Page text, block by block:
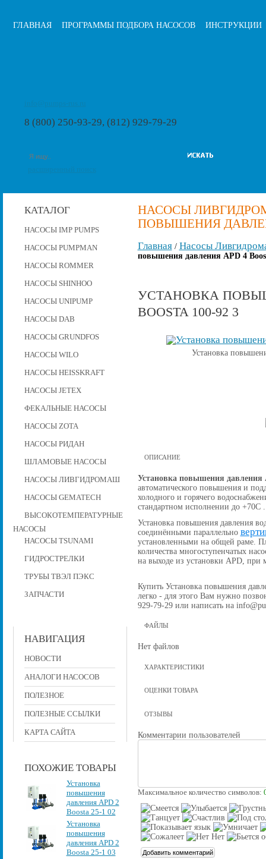
ГЛАВНАЯ ПРОГРАММЫ ПОДБОРА НАСОСОВ ИНСТРУКЦИИ
8 (800) 250-93-29, (812) 929-79-29
КАТАЛОГ
НАСОСЫ IMP PUMPS
НАСОСЫ PUMPMAN
НАСОСЫ ROMMER
НАСОСЫ SHINHOO
НАСОСЫ UNIPUMP
НАСОСЫ DAB
НАСОСЫ GRUNDFOS
НАСОСЫ WILO
НАСОСЫ HEISSKRAFT
НАСОСЫ JETEX
ФЕКАЛЬНЫЕ НАСОСЫ
НАСОСЫ ZOTA
НАСОСЫ РИДАН
ШЛАМОВЫЕ НАСОСЫ
НАСОСЫ ЛИВГИДРОМАШ
НАСОСЫ GEMATECH
ВЫСОКОТЕМПЕРАТУРНЫЕ
НАСОСЫ
НАСОСЫ TSUNAMI
ГИДРОСТРЕЛКИ
ТРУБЫ ТВЭЛ ПЭКС
ЗАПЧАСТИ
НАВИГАЦИЯ
НОВОСТИ
АНАЛОГИ НАСОСОВ
ПОЛЕЗНОЕ
ПОЛЕЗНЫЕ ССЫЛКИ
КАРТА САЙТА
ПОХОЖИЕ ТОВАРЫ
Установка
повышения
давления APD 2
Boosta 25-1 02
Установка
повышения
давления APD 2
Boosta 25-1 03
НАСОСЫ
ПОВЫШЕНИЯ
Главная/ Насосы
повышения давления APD 4
УСТАНОВКА
BOOSTA 100-92 3
Установка
ОПИСАНИЕ
Установка повышения давления
автоматического повышения и
холодного и горячего
стандартном исполнении до +70С .
Установка повышения давления
соединёнными параллельно
установленными на общей раме.
количества многоступенчатых
на выходе из установки APD,
Купить Установка повышения
легко - для этого Вам нужно
929-79-29 или написать на
ФАЙЛЫ
Нет файлов
ХАРАКТЕРИСТИКИ
ОЦЕНКИ ТОВАРА
ОТЗЫВЫ
Комментарии пользователей
Максимальное количество символов: